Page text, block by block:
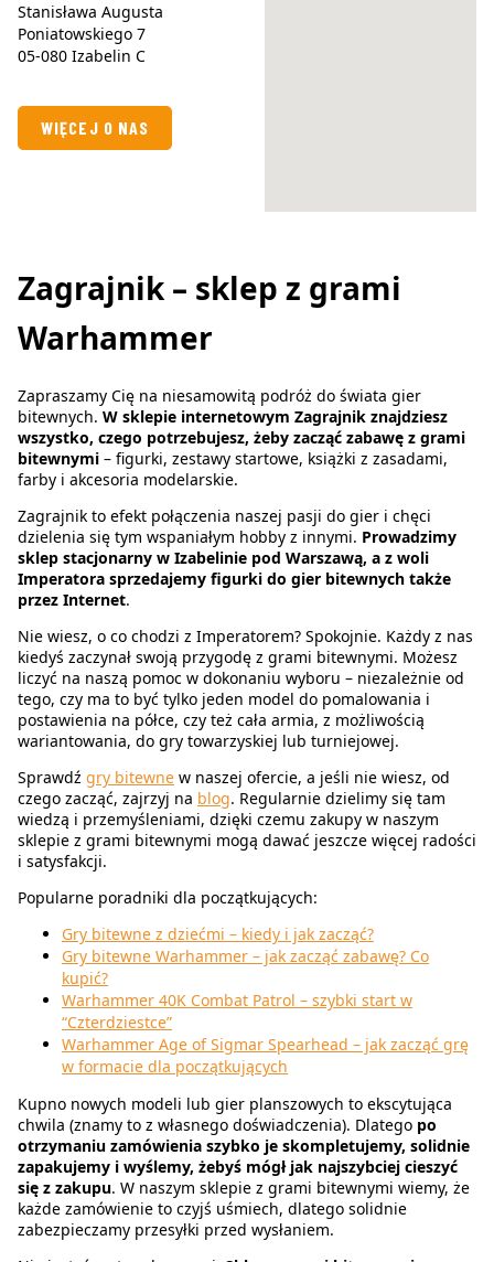
Stanisława Augusta
Poniatowskiego 7
05-080 Izabelin C
WIĘCEJ O NAS
Zagrajnik – sklep z grami
Warhammer
Zapraszamy Cię na niesamowitą podróż do świata gier
bitewnych. W sklepie internetowym Zagrajnik znajdziesz
wszystko, czego potrzebujesz, żeby zacząć zabawę z grami
bitewnymi – figurki, zestawy startowe, książki z zasadami,
farby i akcesoria modelarskie.
Zagrajnik to efekt połączenia naszej pasji do gier i chęci
dzielenia się tym wspaniałym hobby z innymi. Prowadzimy
sklep stacjonarny w Izabelinie pod Warszawą, a z woli
Imperatora sprzedajemy figurki do gier bitewnych także
przez Internet.
Nie wiesz, o co chodzi z Imperatorem? Spokojnie. Każdy z nas
kiedyś zaczynał swoją przygodę z grami bitewnymi. Możesz
liczyć na naszą pomoc w dokonaniu wyboru – niezależnie od
tego, czy ma to być tylko jeden model do pomalowania i
postawienia na półce, czy też cała armia, z możliwością
wariantowania, do gry towarzyskiej lub turniejowej.
Sprawdź gry bitewne w naszej ofercie, a jeśli nie wiesz, od
czego zacząć, zajrzyj na blog. Regularnie dzielimy się tam
wiedzą i przemyśleniami, dzięki czemu zakupy w naszym
sklepie z grami bitewnymi mogą dawać jeszcze więcej radości
i satysfakcji.
Popularne poradniki dla początkujących:
Gry bitewne z dziećmi – kiedy i jak zacząć?
Gry bitewne Warhammer – jak zacząć zabawę? Co
kupić?
Warhammer 40K Combat Patrol – szybki start w
“Czterdziestce”
Warhammer Age of Sigmar Spearhead – jak zacząć grę
w formacie dla początkujących
Kupno nowych modeli lub gier planszowych to ekscytująca
chwila (znamy to z własnego doświadczenia). Dlatego po
otrzymaniu zamówienia szybko je skompletujemy, solidnie
zapakujemy i wyślemy, żebyś mógł jak najszybciej cieszyć
się z zakupu. W naszym sklepie z grami bitewnymi wiemy, że
każde zamówienie to czyjś uśmiech, dlatego solidnie
zabezpieczamy przesyłki przed wysłaniem.